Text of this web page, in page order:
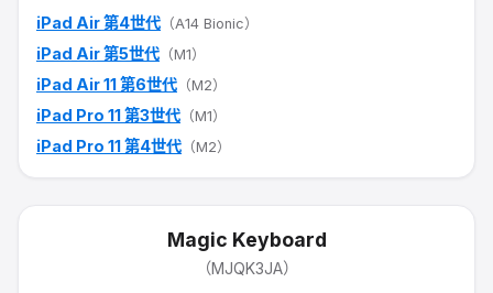
iPad Air 第4世代 （A14 Bionic）
iPad Air 第5世代 （M1）
iPad Air 11 第6世代 （M2）
iPad Pro 11 第3世代 （M1）
iPad Pro 11 第4世代 （M2）
Magic Keyboard
（MJQK3JA）